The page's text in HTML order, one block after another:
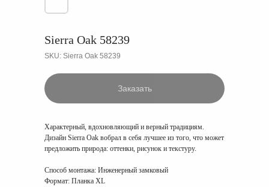
Sierra Oak 58239
SKU: Sierra Oak 58239
Заказать
Характерный, вдохновляющий и верный традициям.
Дизайн Sierra Oak вобрал в себя лучшее из того, что может
предложить природа: оттенки, рисунок и текстуру.
Способ монтажа: Инженерный замковый
Формат: Планка XL